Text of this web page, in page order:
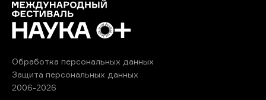
Обработка персональных данных
Защита персональных данных
2006-2026